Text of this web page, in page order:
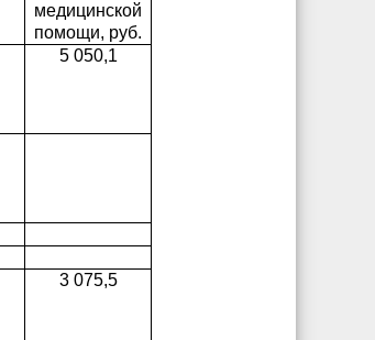
медицинской
помощи, руб.
5 050,1
3 075,5